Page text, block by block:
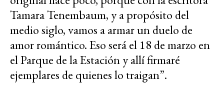
Tamara Tenembaum, y a propósito del
medio siglo, vamos a armar un duelo de
amor romántico. Eso será el 18 de marzo en
el Parque de la Estación y allí firmaré
ejemplares de quienes lo traigan”.